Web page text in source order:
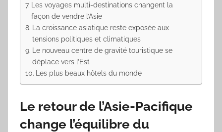
Les voyages multi-destinations changent la
façon de vendre l’Asie
La croissance asiatique reste exposée aux
tensions politiques et climatiques
Le nouveau centre de gravité touristique se
déplace vers l’Est
Les plus beaux hôtels du monde
Le retour de l’Asie-Pacifique
change l’équilibre du